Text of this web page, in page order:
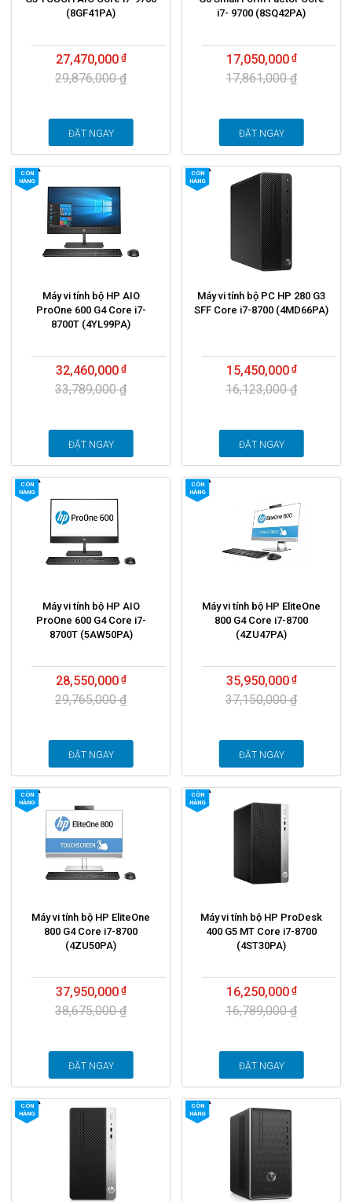
(8GF41PA)
27,470,000
29,876,000 ₫
ĐẶT NGAY
i7- 9700 (8SQ42PA)
17,050,000
17,861,000 ₫
ĐẶT NGAY
CÒN
HÀNG
Máy vi tính bộ HP AIO
ProOne 600 G4 Core i7-
8700T (4YL99PA)
32,460,000
33,789,000 ₫
ĐẶT NGAY
CÒN
HÀNG
Máy vi tính bộ PC HP 280 G3
SFF Core i7-8700 (4MD66PA)
15,450,000
16,123,000 ₫
ĐẶT NGAY
CÒN
HÀNG
Máy vi tính bộ HP AIO
ProOne 600 G4 Core i7-
8700T (5AW50PA)
28,550,000
29,765,000 ₫
ĐẶT NGAY
CÒN
HÀNG
Máy vi tính bộ HP EliteOne
800 G4 Core i7-8700
(4ZU47PA)
35,950,000
37,150,000 ₫
ĐẶT NGAY
CÒN
HÀNG
Máy vi tính bộ HP EliteOne
800 G4 Core i7-8700
(4ZU50PA)
37,950,000
38,675,000 ₫
ĐẶT NGAY
CÒN
HÀNG
Máy vi tính bộ HP ProDesk
400 G5 MT Core i7-8700
(4ST30PA)
16,250,000
16,789,000 ₫
ĐẶT NGAY
CÒN
HÀNG
CÒN
HÀNG